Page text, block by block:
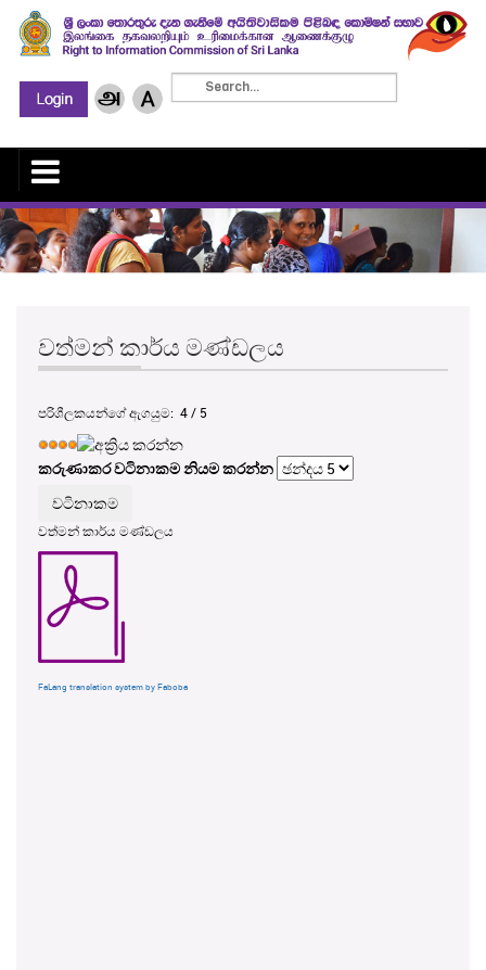
වත්මන් කාර්ය මණ්ඩලය
පරිශීලකයන්ගේ ඇගයුම: 4/ 5
කරුණාකර වටිනාකම නියම කරන්න
වත්මන් කාර්ය මණ්ඩලය
FaLang translation system by Faboba